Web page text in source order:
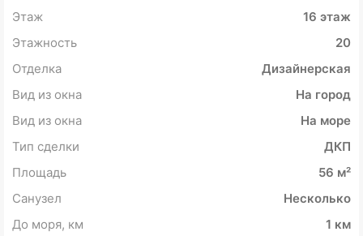
Этаж
16 этаж
Этажность
20
Отделка
Дизайнерская
Вид из окна
На город
Вид из окна
На море
Тип сделки
ДКП
Площадь
56 м²
Санузел
Несколько
До моря, км
1 км